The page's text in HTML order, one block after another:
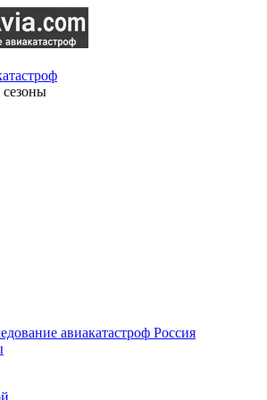
сезоны
авиакатастроф Россия